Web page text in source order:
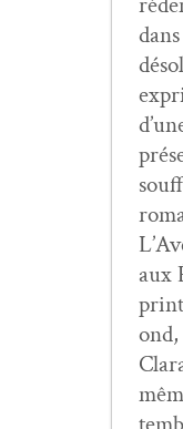
aux